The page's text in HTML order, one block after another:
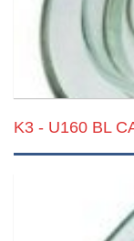
K3 - U160 BL